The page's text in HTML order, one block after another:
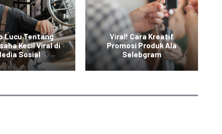
Lucu Tentang
Kecil Viral di
Sosial
Viral! Cara Kreatif
Promosi Produk Ala
Selebgram